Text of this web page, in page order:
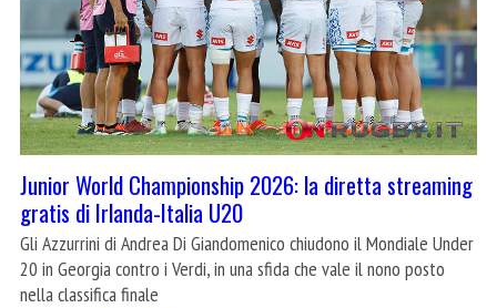
Junior World Championship 2026: la diretta streaming
gratis di Irlanda-Italia U20
Gli Azzurrini di Andrea Di Giandomenico chiudono il Mondiale Under
20 in Georgia contro i Verdi, in una sfida che vale il nono posto
nella classifica finale